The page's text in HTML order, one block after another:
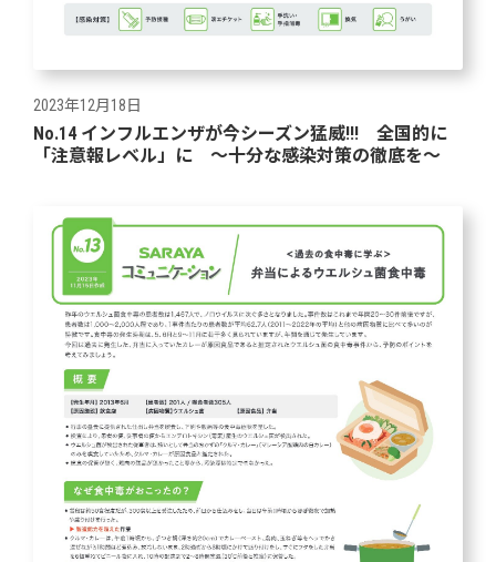
2023年12月18日
No.14 インフルエンザが今シーズン猛威!!! 全国的に
「注意報レベル」に ～十分な感染対策の徹底を～